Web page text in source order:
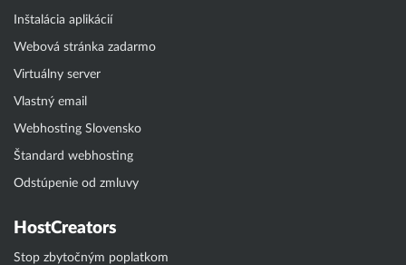
Inštalácia aplikácií
Webová stránka zadarmo
Virtuálny server
Vlastný email
Webhosting Slovensko
Štandard webhosting
Odstúpenie od zmluvy
HostCreators
Stop zbytočným poplatkom